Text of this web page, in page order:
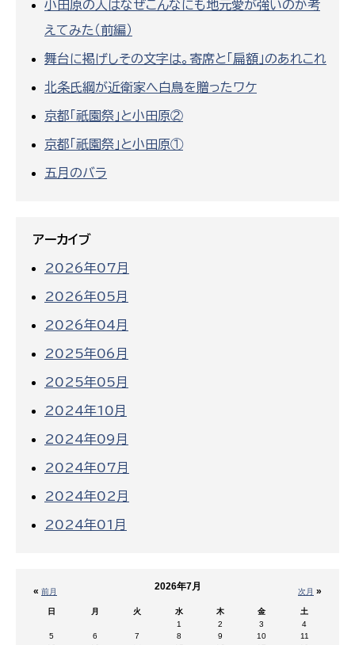
小田原の人はなぜこんなにも地元愛が強いのか考
えてみた（前編）
舞台に掲げしその文字は。寄席と「扁額」のあれこれ
北条氏綱が近衛家へ白鳥を贈ったワケ
京都「祇園祭」と小田原②
京都「祇園祭」と小田原①
五月のバラ
アーカイブ
2026年07月
2026年05月
2026年04月
2025年06月
2025年05月
2024年10月
2024年09月
2024年07月
2024年02月
2024年01月
« 前月 次月 »
2026年7月
日 月 火 水 木 金
土
1
2 3
4
5
6 7 8 9 10
11